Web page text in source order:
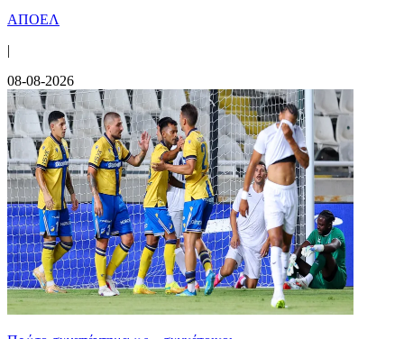
ΑΠΟΕΛ
|
08-08-2026